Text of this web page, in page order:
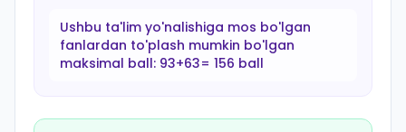
Ushbu ta'lim yo'nalishiga mos bo'lgan
fanlardan to'plash mumkin bo'lgan
maksimal ball: 93+63= 156 ball